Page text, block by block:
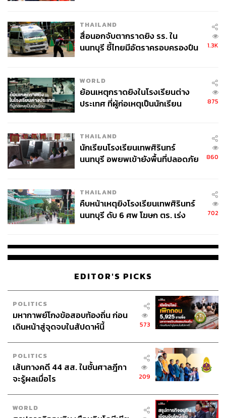
THAILAND
สื่อนอกจับตากราดยิง รร. ใน
นนทบุรี ชี้ไทยมีอัตราครอบครองปืน
1.3K
WORLD
ย้อนเหตุกราดยิงในโรงเรียนต่าง
ประเทศ ที่ผู้ก่อเหตุเป็นนักเรียน
875
THAILAND
นักเรียนโรงเรียนเทพศิรินทร์
นนทบุรี อพยพเข้ายังพื้นที่ปลอดภัย
860
THAILAND
คืบหน้าเหตุยิงโรงเรียนเทพศิรินทร์
นนทบุรี ดับ 6 ศพ โฆษก ตร. เร่ง
702
EDITOR'S PICKS
POLITICS
มหากาพย์โกงข้อสอบท้องถิ่น ก่อน
เดินหน้าสู่จุดจบในสัปดาห์นี้
573
POLITICS
เส้นทางคดี 44 สส. ในชั้นศาลฎีกา
จะรู้ผลเมื่อไร
209
WORLD